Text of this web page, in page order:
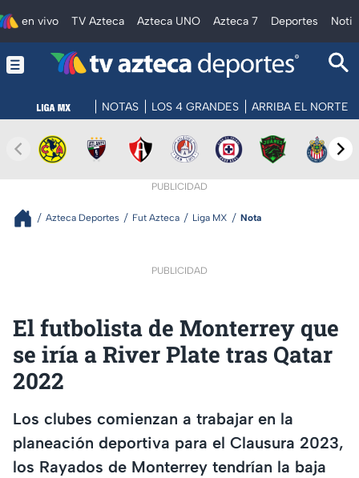
en vivo TV Azteca Azteca UNO Azteca 7 Deportes
NOTAS LOS 4 GRANDES ARRIBA EL NORTE
PUBLICIDAD
Azteca Deportes Fut Azteca Liga MX Nota
PUBLICIDAD
El futbolista de Monterrey que
se iría a River Plate tras Qatar
2022
Los clubes comienzan a trabajar en la
planeación deportiva para el Clausura 2023,
los Rayados de Monterrey tendrían la baja